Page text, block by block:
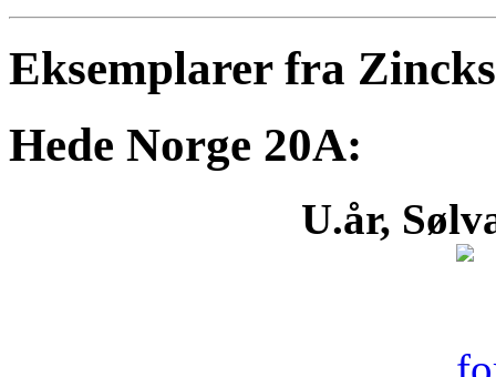
Eksemplarer fra
Hede Norge 20A:
U.år,